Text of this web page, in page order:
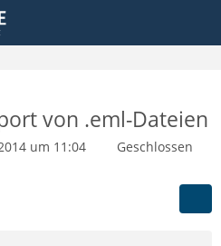
von .eml-Dateien
um 11:04
Geschlossen